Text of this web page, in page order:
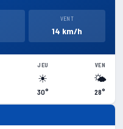
VENT
14 km/h
JEU
☀
30°
VEN
🌤
28°